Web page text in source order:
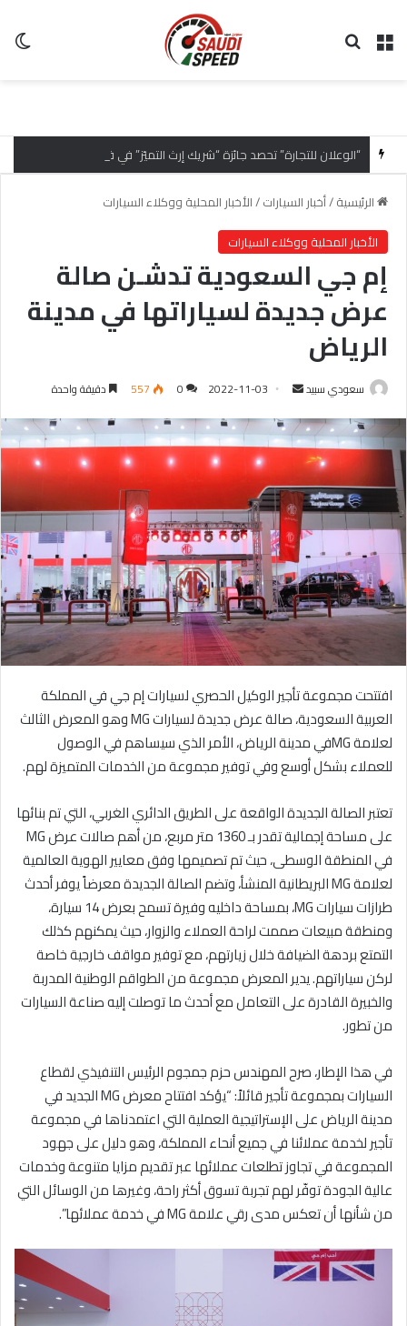
القائمة
الرئيسية/أخبار السيارات/الأخبار المحلية ووكلاء السيارات
الأخبار المحلية ووكلاء السيارات
إم جي السعودية تدشـن صالة
عرض جديدة لسياراتها في مدينة
الرياض
سعودي سبيد
س
ل
ب
ر
ي
د
ا
إ
ل
ك
ر
و
ن
ي
2022-11-03
0
557 دقيقة واحدة
افتتحت مجموعة تأجير الوكيل الحصري لسيارات إم جي في المملكة
العربية السعودية، صالة عرض جديدة لسيارات MG وهو المعرض الثالث
لعلامة MGفي مدينة الرياض، الأمر الذي سيساهم في الوصول
للعملاء بشكل أوسع وفي توفير مجموعة من الخدمات المتميزة لهم.
تعتبر الصالة الجديدة الواقعة على الطريق الدائري الغربي، التي تم بنائها
على مساحة إجمالية تقدر بـ 1360 متر مربع، من أهم صالات عرض MG
في المنطقة الوسطى، حيث تم تصميمها وفق معايير الهوية العالمية
لعلامة MG البريطانية المنشأ، وتضم الصالة الجديدة معرضاً يوفر أحدث
طرازات سيارات MG، بمساحة داخليه وفيرة تسمح بعرض 14 سيارة،
ومنطقة مبيعات صممت لراحة العملاء والزوار، حيث يمكنهم كذلك
التمتع بردهة الضيافة خلال زيارتهم، مع توفير مواقف خارجية خاصة
لركن سياراتهم. يدير المعرض مجموعة من الطواقم الوطنية المدربة
والخبيرة القادرة على التعامل مع أحدث ما توصلت إليه صناعة السيارات
من تطور.
في هذا الإطار، صرح المهندس حزم جمجوم الرئيس التنفيذي لقطاع
السيارات بمجموعة تأجير قائلاً: “يؤكد افتتاح معرض MG الجديد في
مدينة الرياض على الإستراتيجية العملية التي اعتمدناها في مجموعة
تأجير لخدمة عملائنا في جميع أنحاء المملكة، وهو دليل على جهود
المجموعة في تجاوز تطلعات عملائها عبر تقديم مزايا متنوعة وخدمات
عالية الجودة توفّر لهم تجربة تسوق أكثر راحة، وغيرها من الوسائل التي
من شأنها أن تعكس مدى رقي علامة MG في خدمة عملائها”.